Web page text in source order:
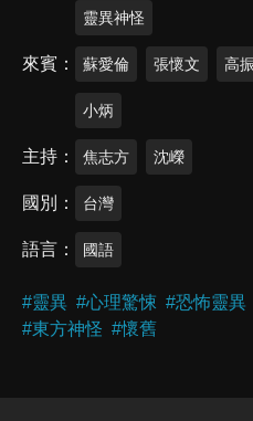
靈異神怪
來賓 蘇愛倫 張懷文 高
小炳
主持 焦志方 沈嶸
國別 台灣
語言 國語
#靈異 #心理驚悚 #恐怖靈異
#東方神怪 #懷舊